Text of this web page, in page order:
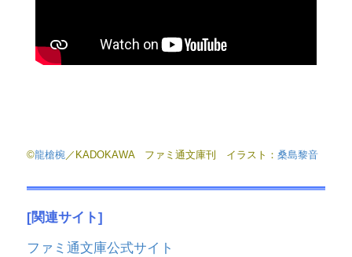
©龍槍椀／KADOKAWA ファミ通文庫刊 イラスト： 桑島黎音
[関連サイト]
ファミ通文庫公式サイト